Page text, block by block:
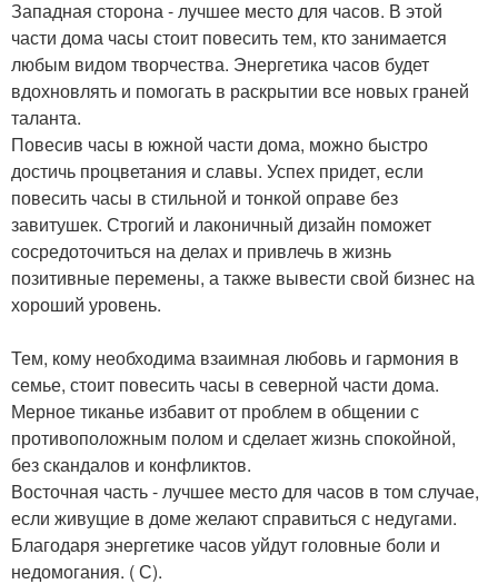
Западная сторона - лучшее место для часов. В этой
части дома часы стоит повесить тем, кто занимается
любым видом творчества. Энергетика часов будет
вдохновлять и помогать в раскрытии все новых граней
таланта.
Повесив часы в южной части дома, можно быстро
достичь процветания и славы. Успех придет, если
повесить часы в стильной и тонкой оправе без
завитушек. Строгий и лаконичный дизайн поможет
сосредоточиться на делах и привлечь в жизнь
позитивные перемены, а также вывести свой бизнес на
хороший уровень.
Тем, кому необходима взаимная любовь и гармония в
семье, стоит повесить часы в северной части дома.
Мерное тиканье избавит от проблем в общении с
противоположным полом и сделает жизнь спокойной,
без скандалов и конфликтов.
Восточная часть - лучшее место для часов в том случае,
если живущие в доме желают справиться с недугами.
Благодаря энергетике часов уйдут головные боли и
недомогания. ( С).